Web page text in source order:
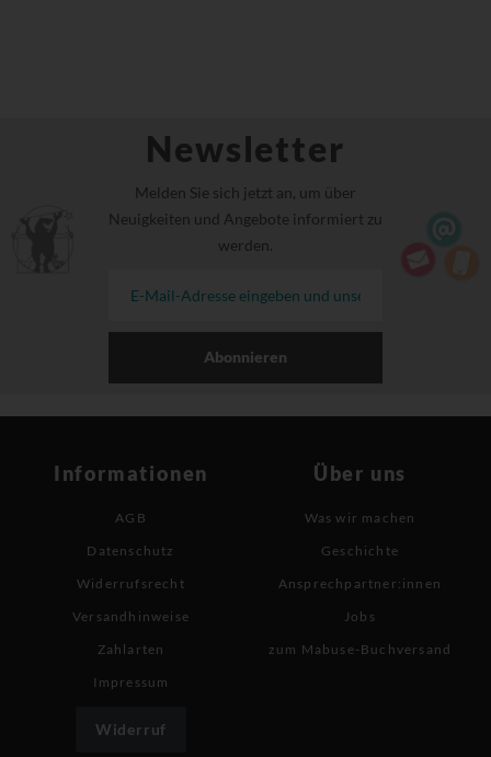
Newsletter
Melden Sie sich jetzt an, um über
Neuigkeiten und Angebote informiert zu
werden.
Abonnieren
Informationen
AGB
Datenschutz
Widerrufsrecht
Versandhinweise
Zahlarten
Impressum
Widerruf
Über uns
Was wir machen
Geschichte
Ansprechpartner:innen
Jobs
zum Mabuse-Buchversand